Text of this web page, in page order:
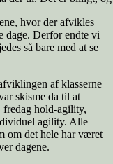
hvor der afvikles
dage. Derfor endte vi
så bare med at se
af klasserne
skisme da til at
fredag hold-agility,
agility. Alle
om det hele har været
dagene.